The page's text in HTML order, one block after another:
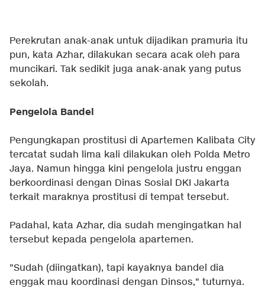
Perekrutan anak-anak untuk dijadikan pramuria itu
pun, kata Azhar, dilakukan secara acak oleh para
muncikari. Tak sedikit juga anak-anak yang putus
sekolah.
Pengelola Bandel
Pengungkapan prostitusi di Apartemen Kalibata City
tercatat sudah lima kali dilakukan oleh Polda Metro
Jaya. Namun hingga kini pengelola justru enggan
berkoordinasi dengan Dinas Sosial DKI Jakarta
terkait maraknya prostitusi di tempat tersebut.
Padahal, kata Azhar, dia sudah mengingatkan hal
tersebut kepada pengelola apartemen.
"Sudah (diingatkan), tapi kayaknya bandel dia
enggak mau koordinasi dengan Dinsos," tuturnya.